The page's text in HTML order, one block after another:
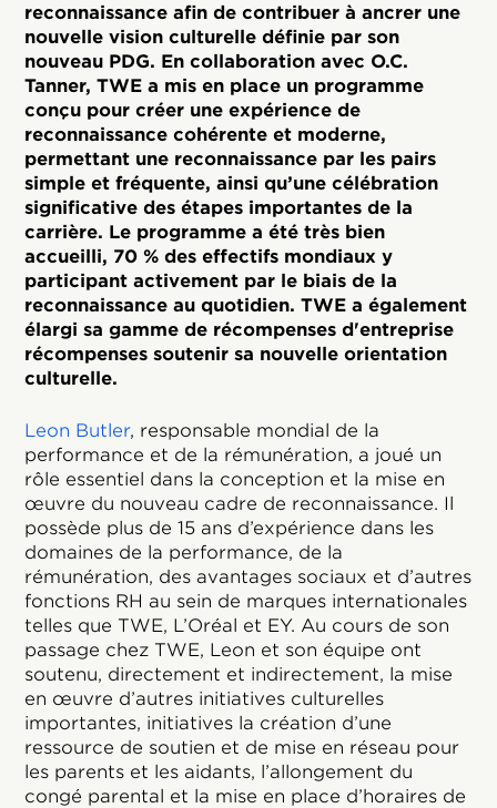
reconnaissance afin de contribuer à ancrer une
nouvelle vision culturelle définie par son
nouveau PDG. En collaboration avec O.C.
Tanner, TWE a mis en place un programme
conçu pour créer une expérience de
reconnaissance cohérente et moderne,
permettant une reconnaissance par les pairs
simple et fréquente, ainsi qu’une célébration
significative des étapes importantes de la
carrière. Le programme a été très bien
accueilli, 70 % des effectifs mondiaux y
participant activement par le biais de la
reconnaissance au quotidien. TWE a également
élargi sa gamme de récompenses d'entreprise
récompenses soutenir sa nouvelle orientation
culturelle.
Leon Butler, responsable mondial de la
performance et de la rémunération, a joué un
rôle essentiel dans la conception et la mise en
œuvre du nouveau cadre de reconnaissance. Il
possède plus de 15 ans d’expérience dans les
domaines de la performance, de la
rémunération, des avantages sociaux et d’autres
fonctions RH au sein de marques internationales
telles que TWE, L’Oréal et EY. Au cours de son
passage chez TWE, Leon et son équipe ont
soutenu, directement et indirectement, la mise
en œuvre d’autres initiatives culturelles
importantes, initiatives la création d’une
ressource de soutien et de mise en réseau pour
les parents et les aidants, l’allongement du
congé parental et la mise en place d’horaires de